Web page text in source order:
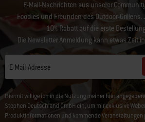
E-Mail-Nachrichten aus unserer
Foodies und Freunden des Outdoor-
10% Rabatt auf die erste
Die Newsletter Anmeldung kann etwas Zeit
E-Mail-Adresse
Hiermit willige ich in die Nutzung meiner hier
Stephen Deutschland GmbH ein, um mir exklusive
Produktinformationen und kommende Veranstaltungen